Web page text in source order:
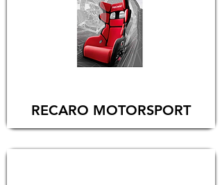
RECARO MOTORSPORT